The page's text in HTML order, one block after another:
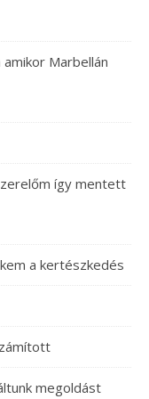
Marbellán
így mentett
a kertészkedés
megoldást